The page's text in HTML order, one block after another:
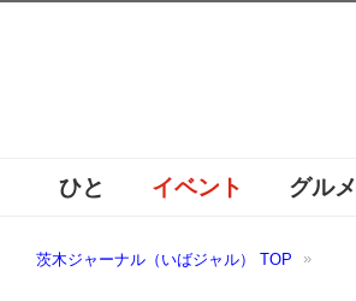
ひと イベント グルメ
茨木ジャーナル（いばジャル） TOP